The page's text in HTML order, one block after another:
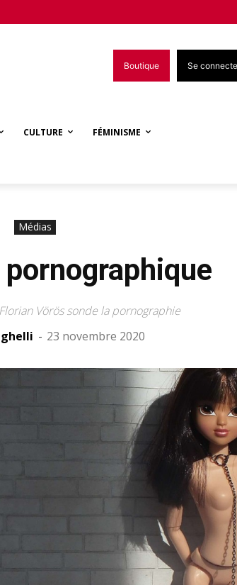
Boutique Se
CULTURE FÉMINISME
Médias
Vörös sonde la pornographie
- 23 novembre 2020